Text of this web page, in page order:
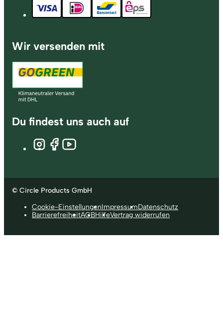
Wir versenden mit
Du findest uns auch auf
© Circle Products GmbH
Cookie-EinstellungenImpressumDatenschutz
BarrierefreiheitAGBHilfeVertrag widerrufen